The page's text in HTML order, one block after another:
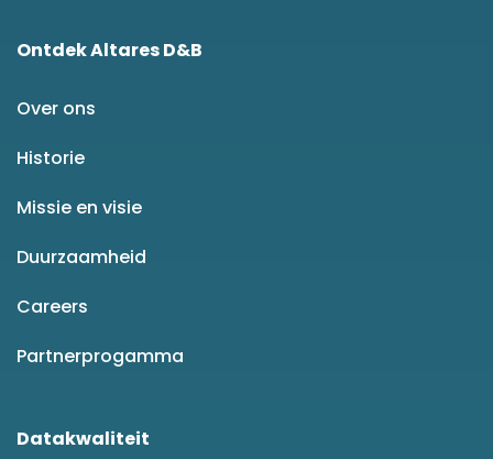
Ontdek Altares D&B
Over ons
Historie
Missie en visie
Duurzaamheid
Careers
Partnerprogamma
Datakwaliteit